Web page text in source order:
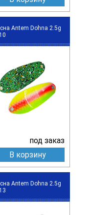
Antem Dohna 2.5g
под заказ
В корзину
Antem Dohna 2.5g